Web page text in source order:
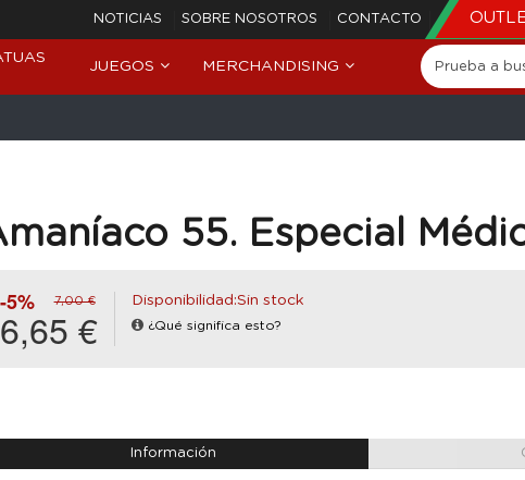
NOTICIAS SOBRE NOSOTROS CONTACTO
JUEGOS MERCHANDISING
55. Especial
-5% 7,00 €
6,65 €
Disponibilidad:Sin stock
¿Qué significa esto?
Información